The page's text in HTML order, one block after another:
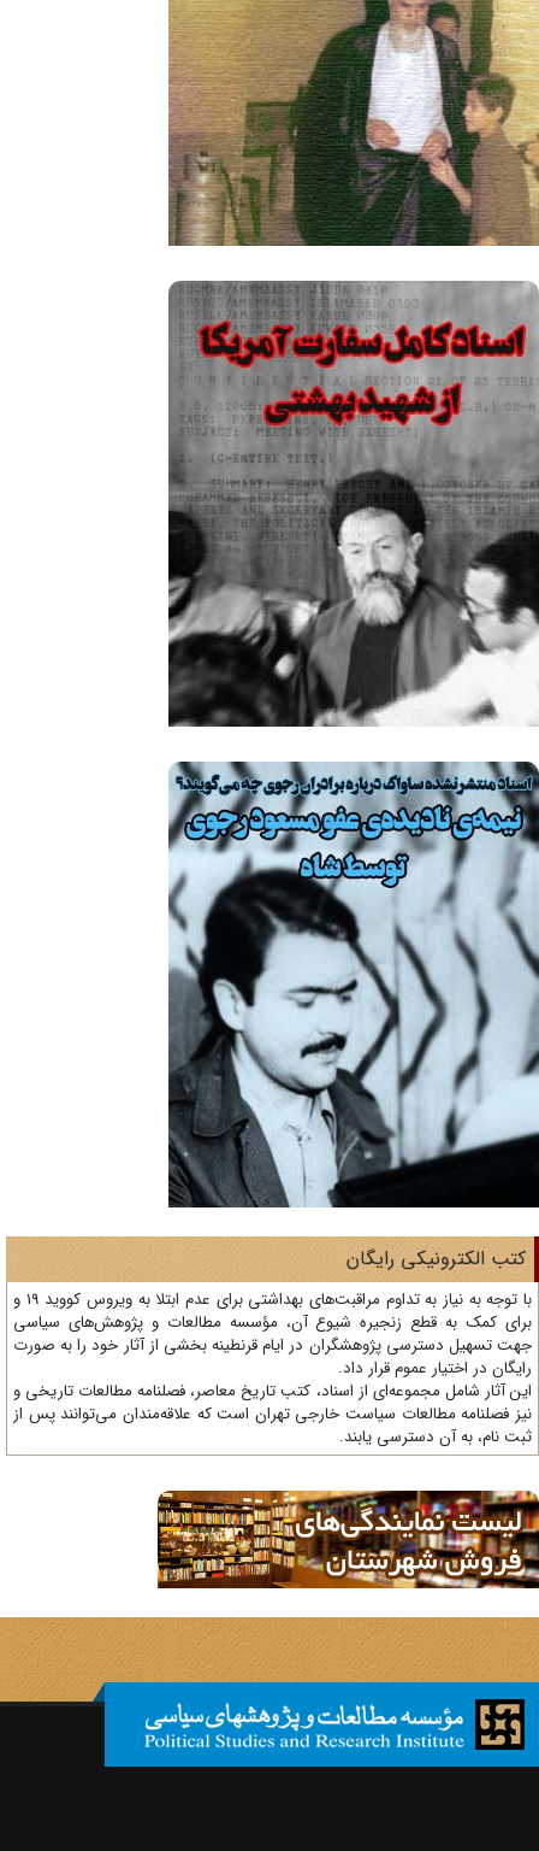
الکترونیکی رایگان
با توجه به نیاز به تداوم مراقبت‌های بهداشتی برای عدم ابتلا به ویروس کووید 19 و
کمک به قطع زنجیره شیوع آن، مؤسسه مطالعات و پژوهش‌های سیاسی
تسهیل دسترسی پژوهشگران در ایام قرنطینه بخشی از آثار خود را به صورت
در اختیار عموم قرار داد.
آثار شامل مجموعه‌ای از اسناد، کتب تاریخ معاصر، فصلنامه‌ مطالعات تاریخی و
فصلنامه مطالعات سیاست خارجی تهران است که علاقه‌مندان می‌توانند پس از
نام، به آن دسترسی یابند.